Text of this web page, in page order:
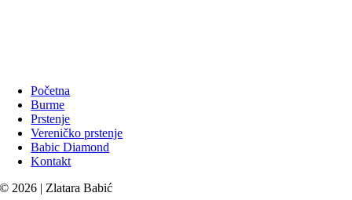
Početna
Burme
Prstenje
Vereničko prstenje
Babic Diamond
Kontakt
© 2026 | Zlatara Babić